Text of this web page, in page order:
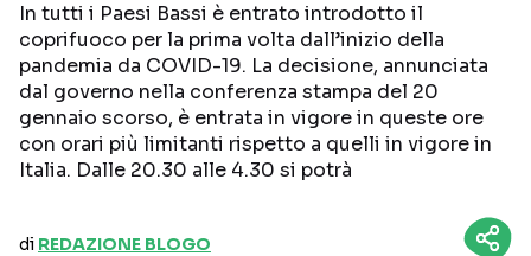
In tutti i Paesi Bassi è entrato introdotto il
coprifuoco per la prima volta dall’inizio della
pandemia da COVID-19. La decisione, annunciata
dal governo nella conferenza stampa del 20
gennaio scorso, è entrata in vigore in queste ore
con orari più limitanti rispetto a quelli in vigore in
Italia. Dalle 20.30 alle 4.30 si potrà
di REDAZIONE BLOGO